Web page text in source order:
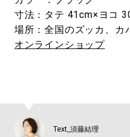
寸法：タテ 41cm×ヨコ
場所：全国のズッカ、カ
オンラインショップ
Text_須藤結理